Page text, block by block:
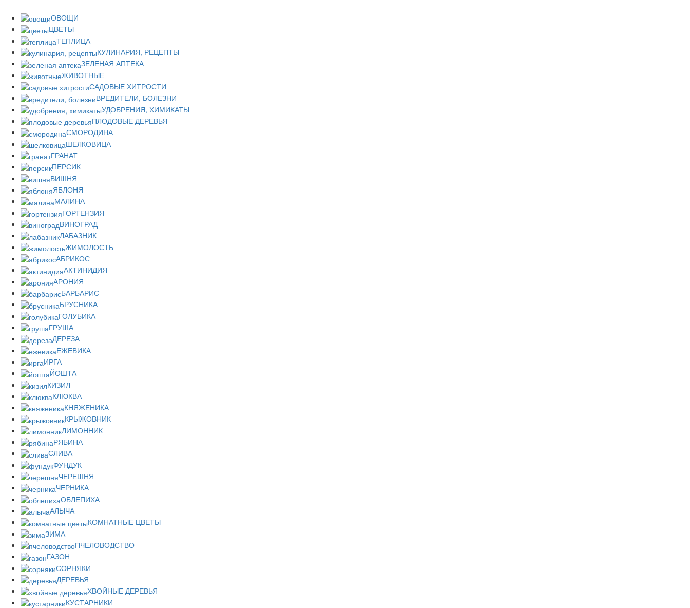
ОВОЩИ
ЦВЕТЫ
ТЕПЛИЦА
КУЛИНАРИЯ, РЕЦЕПТЫ
ЗЕЛЕНАЯ АПТЕКА
ЖИВОТНЫЕ
САДОВЫЕ ХИТРОСТИ
ВРЕДИТЕЛИ, БОЛЕЗНИ
УДОБРЕНИЯ, ХИМИКАТЫ
ПЛОДОВЫЕ ДЕРЕВЬЯ
СМОРОДИНА
ШЕЛКОВИЦА
ГРАНАТ
ПЕРСИК
ВИШНЯ
ЯБЛОНЯ
МАЛИНА
ГОРТЕНЗИЯ
ВИНОГРАД
ЛАБАЗНИК
ЖИМОЛОСТЬ
АБРИКОС
АКТИНИДИЯ
АРОНИЯ
БАРБАРИС
БРУСНИКА
ГОЛУБИКА
ГРУША
ДЕРЕЗА
ЕЖЕВИКА
ИРГА
ЙОШТА
КИЗИЛ
КЛЮКВА
КНЯЖЕНИКА
КРЫЖОВНИК
ЛИМОННИК
РЯБИНА
СЛИВА
ФУНДУК
ЧЕРЕШНЯ
ЧЕРНИКА
ОБЛЕПИХА
АЛЫЧА
КОМНАТНЫЕ ЦВЕТЫ
ЗИМА
ПЧЕЛОВОДСТВО
ГАЗОН
СОРНЯКИ
ДЕРЕВЬЯ
ХВОЙНЫЕ ДЕРЕВЬЯ
КУСТАРНИКИ